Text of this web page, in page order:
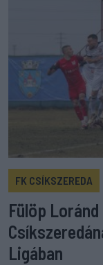
FK CSÍKSZEREDA
Fülöp
Ligában